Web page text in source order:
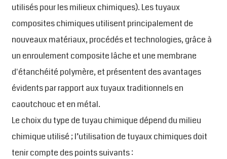
utilisés pour les milieux chimiques). Les tuyaux
composites chimiques utilisent principalement de
nouveaux matériaux, procédés et technologies, grâce à
un enroulement composite lâche et une membrane
d'étanchéité polymère, et présentent des avantages
évidents par rapport aux tuyaux traditionnels en
caoutchouc et en métal.
Le choix du type de tuyau chimique dépend du milieu
chimique utilisé ; l’utilisation de tuyaux chimiques doit
tenir compte des points suivants :